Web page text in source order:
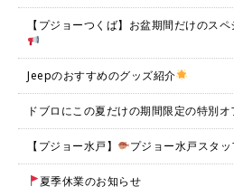
【プジョーつくば】お盆期間だけのス
Jeepのおすすめのグッズ紹介
ドブロにこの夏だけの期間限定の特別オ
【プジョー水戸】 プジョー水戸スタッ
夏季休業のお知らせ